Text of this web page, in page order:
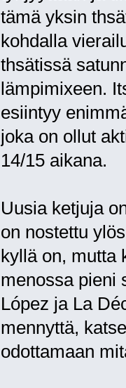
tämä yksin
kohdalla
thsätissä
lämpimixeen.
esiintyy
joka on ollut
14/15 aikana.
Uusia ketjuja
on nostettu
kyllä on, mutta
menossa pieni
López ja La
mennyttä,
odottamaan